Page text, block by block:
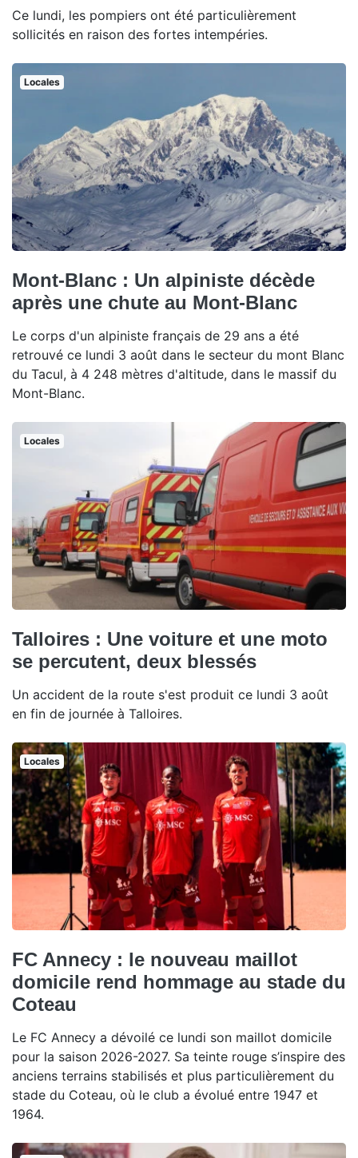
Ce lundi, les pompiers ont été particulièrement
sollicités en raison des fortes intempéries.
Locales
Mont-Blanc : Un alpiniste décède
après une chute au Mont-Blanc
Le corps d'un alpiniste français de 29 ans a été
retrouvé ce lundi 3 août dans le secteur du mont Blanc
du Tacul, à 4 248 mètres d'altitude, dans le massif du
Mont-Blanc.
Locales
Talloires : Une voiture et une moto
se percutent, deux blessés
Un accident de la route s'est produit ce lundi 3 août
en fin de journée à Talloires.
Locales
FC Annecy : le nouveau maillot
domicile rend hommage au stade du
Coteau
Le FC Annecy a dévoilé ce lundi son maillot domicile
pour la saison 2026-2027. Sa teinte rouge s’inspire des
anciens terrains stabilisés et plus particulièrement du
stade du Coteau, où le club a évolué entre 1947 et
1964.